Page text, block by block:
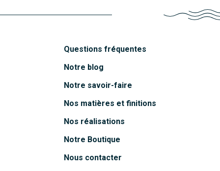
Questions fréquentes
Notre blog
Notre savoir-faire
Nos matières et finitions
Nos réalisations
Notre Boutique
Nous contacter